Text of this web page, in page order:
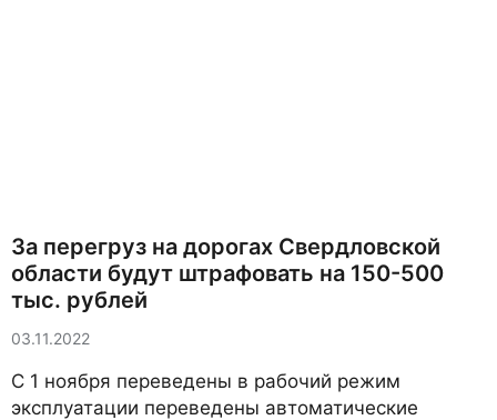
За перегруз на дорогах Свердловской
области будут штрафовать на 150-500
тыс. рублей
03.11.2022
С 1 ноября переведены в рабочий режим
эксплуатации переведены автоматические